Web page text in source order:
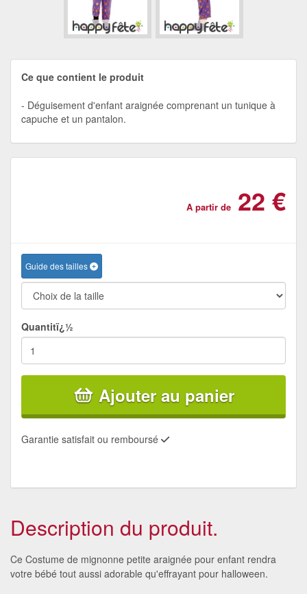
Ce que contient le produit
Déguisement d'enfant araignée comprenant un tunique à
capuche et un pantalon.
A partir de 22 €
Guide des tailles
Quantitï¿½
Ajouter au panier
Garantie satisfait ou remboursé
Description du produit.
Ce Costume de mignonne petite araignée pour enfant rendra
votre bébé tout aussi adorable qu'effrayant pour halloween.